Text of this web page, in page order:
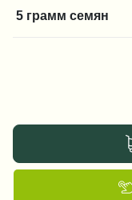
5 грамм семян